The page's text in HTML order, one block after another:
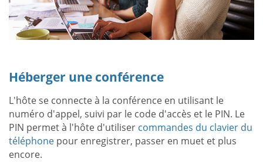
Héberger une conférence
L'hôte se connecte à la conférence en utilisant le
numéro d'appel, suivi par le code d'accès et le PIN. Le
PIN permet à l'hôte d'utiliser commandes du clavier du
téléphone pour enregistrer, passer en muet et plus
encore.